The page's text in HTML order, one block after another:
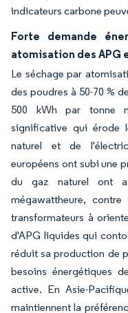
indicateurs carbone
Forte demande
atomisation des APG
Le séchage par
des poudres à 50-70 %
500 kWh par tonne
significative qui érode
naturel et de
européens ont subi une
du gaz naturel ont
mégawattheure,
transformateurs à
d'APG liquides qui
réduit sa production de
besoins énergétiques
active. En Asie-
maintiennent la